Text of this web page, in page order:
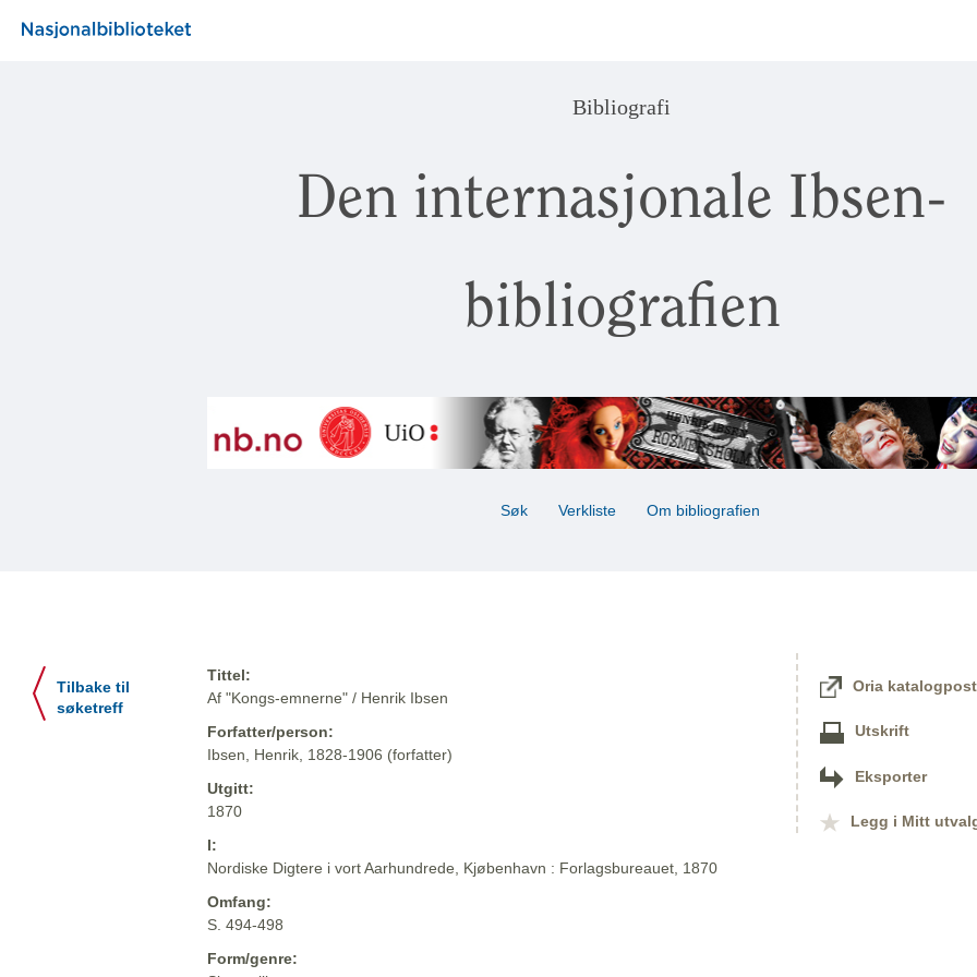
Bibliografi
Den internasjonale Ibsen-
bibliografien
Søk Verkliste Om bibliografien
Tilbake til
søketreff
Tittel:
Af "Kongs-emnerne" / Henrik Ibsen
Forfatter/person:
Ibsen, Henrik, 1828-1906 (forfatter)
Utgitt:
1870
I:
Nordiske Digtere i vort Aarhundrede, Kjøbenhavn : Forlagsbureauet, 1870
Omfang:
S. 494-498
Form/genre:
Oria katalogpost
Utskrift
Eksporter
Legg i Mitt